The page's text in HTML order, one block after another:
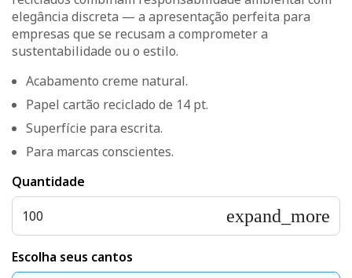
elegância discreta — a apresentação perfeita para
empresas que se recusam a comprometer a
sustentabilidade ou o estilo.
Acabamento creme natural.
Papel cartão reciclado de 14 pt.
Superfície para escrita.
Para marcas conscientes.
Quantidade
100
expand_more
Escolha seus cantos